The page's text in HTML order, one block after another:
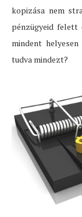
kopizása nem
pénzügyeid felett
mindent
tudva mindezt?